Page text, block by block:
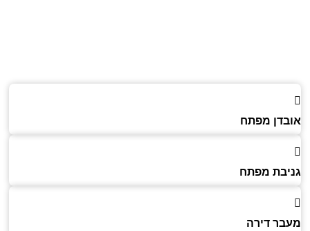
מפתח
מפתח
דירה